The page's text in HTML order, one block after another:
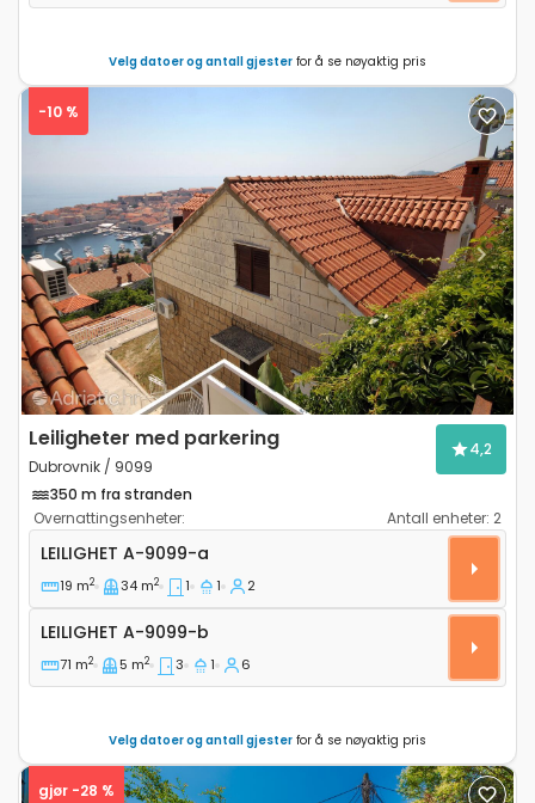
Velg datoer og antall gjester for å se nøyaktig pris
Previous Next
-10 %
Leiligheter med parkering
Dubrovnik / 9099
4,2
350 m fra stranden
Overnattingsenheter:
Antall enheter: 2
Ettroms leilighet Dubrovnik A-9099-a
LEILIGHET A-9099-a
19 m2 34 m2 1 1 2
Leilighet A-9099-b
LEILIGHET A-9099-b
71 m2 5 m2 3 1 6
Velg datoer og antall gjester for å se nøyaktig pris
gjør -28 %